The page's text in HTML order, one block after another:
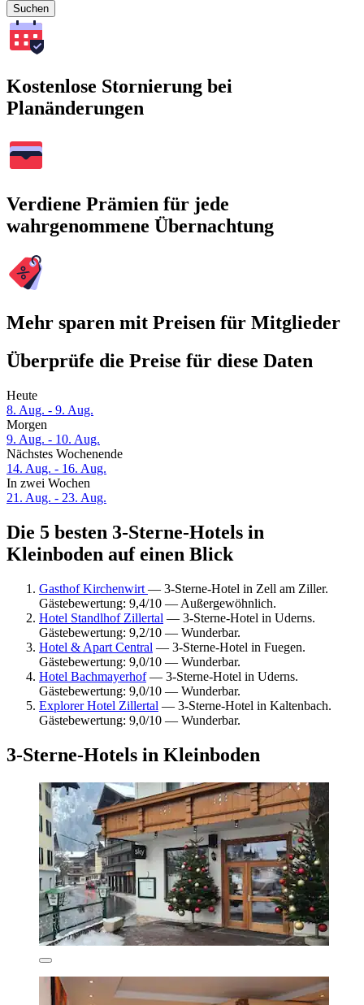
Suchen
Kostenlose Stornierung bei
Planänderungen
Verdiene Prämien für jede
wahrgenommene Übernachtung
Mehr sparen mit Preisen für Mitglieder
Überprüfe die Preise für diese Daten
Heute
8. Aug. - 9. Aug.
Morgen
9. Aug. - 10. Aug.
Nächstes Wochenende
14. Aug. - 16. Aug.
In zwei Wochen
21. Aug. - 23. Aug.
Die 5 besten 3-Sterne-Hotels in
Kleinboden auf einen Blick
Gasthof Kirchenwirt — 3-Sterne-Hotel in Zell am Ziller.
Gästebewertung: 9,4/10 — Außergewöhnlich.
Hotel Standlhof Zillertal — 3-Sterne-Hotel in Uderns.
Gästebewertung: 9,2/10 — Wunderbar.
Hotel & Apart Central — 3-Sterne-Hotel in Fuegen.
Gästebewertung: 9,0/10 — Wunderbar.
Hotel Bachmayerhof— 3-Sterne-Hotel in Uderns.
Gästebewertung: 9,0/10 — Wunderbar.
Explorer Hotel Zillertal — 3-Sterne-Hotel in Kaltenbach.
Gästebewertung: 9,0/10 — Wunderbar.
3-Sterne-Hotels in Kleinboden